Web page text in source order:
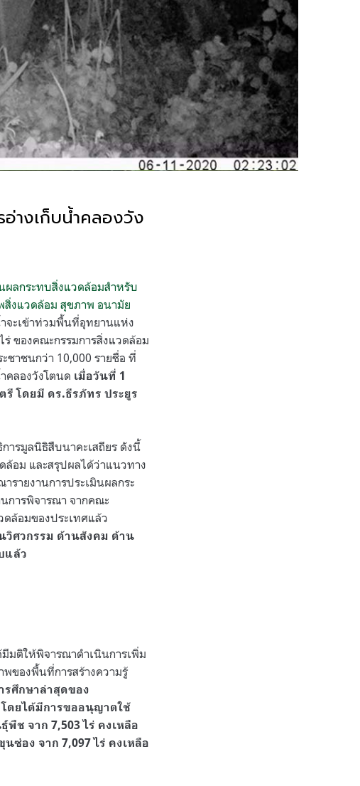
างเก็บน้ำคลองวัง
ผลกระทบสิ่งแวดล้อมสำหรับ
สิ่งแวดล้อม สุขภาพ อนามัย
จะเข้าท่วมพื้นที่อุทยานแห่ง
ของคณะกรรมการสิ่งแวดล้อม
ชาชนกว่า 10,000 รายชื่อ ที่
คลองวังโตนด เมื่อวันที่ 1
โดยมี ดร.ธีรภัทร ประยูร
ารมูลนิธิสืบนาคะเสถียร ดังนี้
ล้อม และสรุปผลได้ว่าแนวทาง
ายงานการประเมินผลกระ
การพิจารณา จากคณะ
ล้อมของประเทศแล้ว
วิศวกรรม ด้านสังคม ด้าน
แล้ว
มติให้พิจารณาดำเนินการเพิ่ม
พของพื้นที่การสร้างความรู้
รศึกษาล่าสุดของ
ดยได้มีการขออนุญาตใช้
ช จาก 7,503 ไร่ คงเหลือ
อง จาก 7,097 ไร่ คงเหลือ